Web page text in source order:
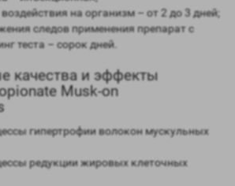
на организм – от 2 до 3 дней;
следов применения препарат с
теста – сорок дней.
качества и эффекты
Musk-on
гипертрофии волокон мускульных
редукции жировых клеточных